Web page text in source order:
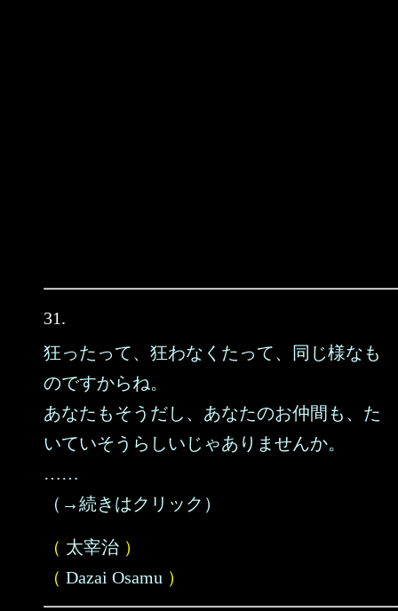
31.
狂ったって、狂わなくたって、同じ様なも
のですからね。
あなたもそうだし、あなたのお仲間も、た
いていそうらしいじゃありませんか。
……
（→続きはクリック）
（ 太宰治 ）
（ Dazai Osamu ）